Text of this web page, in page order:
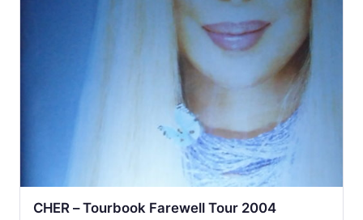
CHER – Tourbook Farewell Tour 2004